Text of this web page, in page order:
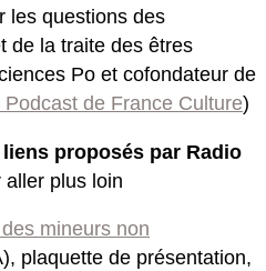
les questions des
de la traite des êtres
Po et cofondateur de
de France Culture)
proposés par Radio
aller plus loin
mineurs non
plaquette de présentation,